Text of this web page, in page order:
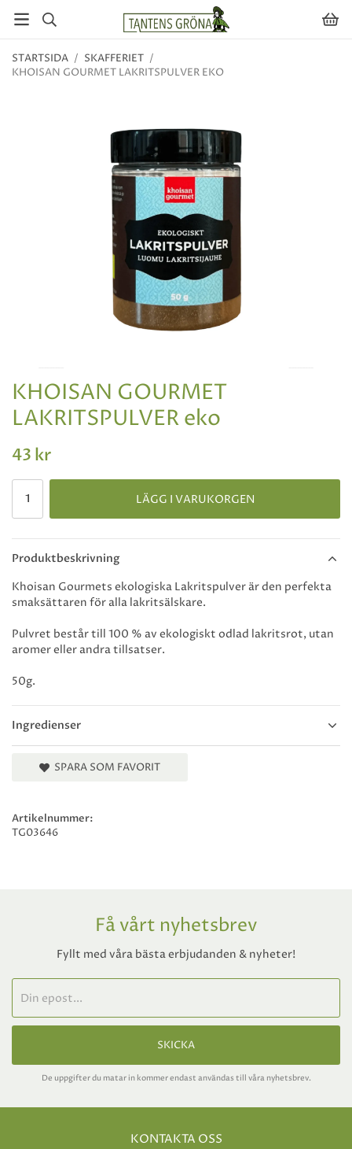
STARTSIDA / SKAFFERIET /
KHOISAN GOURMET LAKRITSPULVER EKO
KHOISAN GOURMET
LAKRITSPULVER eko
43 kr
LÄGG I VARUKORGEN
Produktbeskrivning
Ingredienser
Khoisan Gourmets ekologiska Lakritspulver är den perfekta
smaksättaren för alla lakritsälskare.
Pulvret består till 100 % av ekologiskt odlad lakritsrot, utan
aromer eller andra tillsatser.
50g.
SPARA SOM FAVORIT
Artikelnummer:
TG03646
Få vårt nyhetsbrev
Fyllt med våra bästa erbjudanden & nyheter!
SKICKA
De uppgifter du matar in kommer endast användas till våra nyhetsbrev.
KONTAKTA OSS